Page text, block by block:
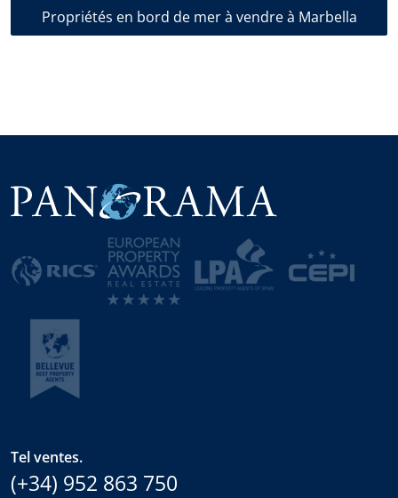
Propriétés en bord de mer à vendre à Marbella
Tel ventes.
(+34) 952 863 750